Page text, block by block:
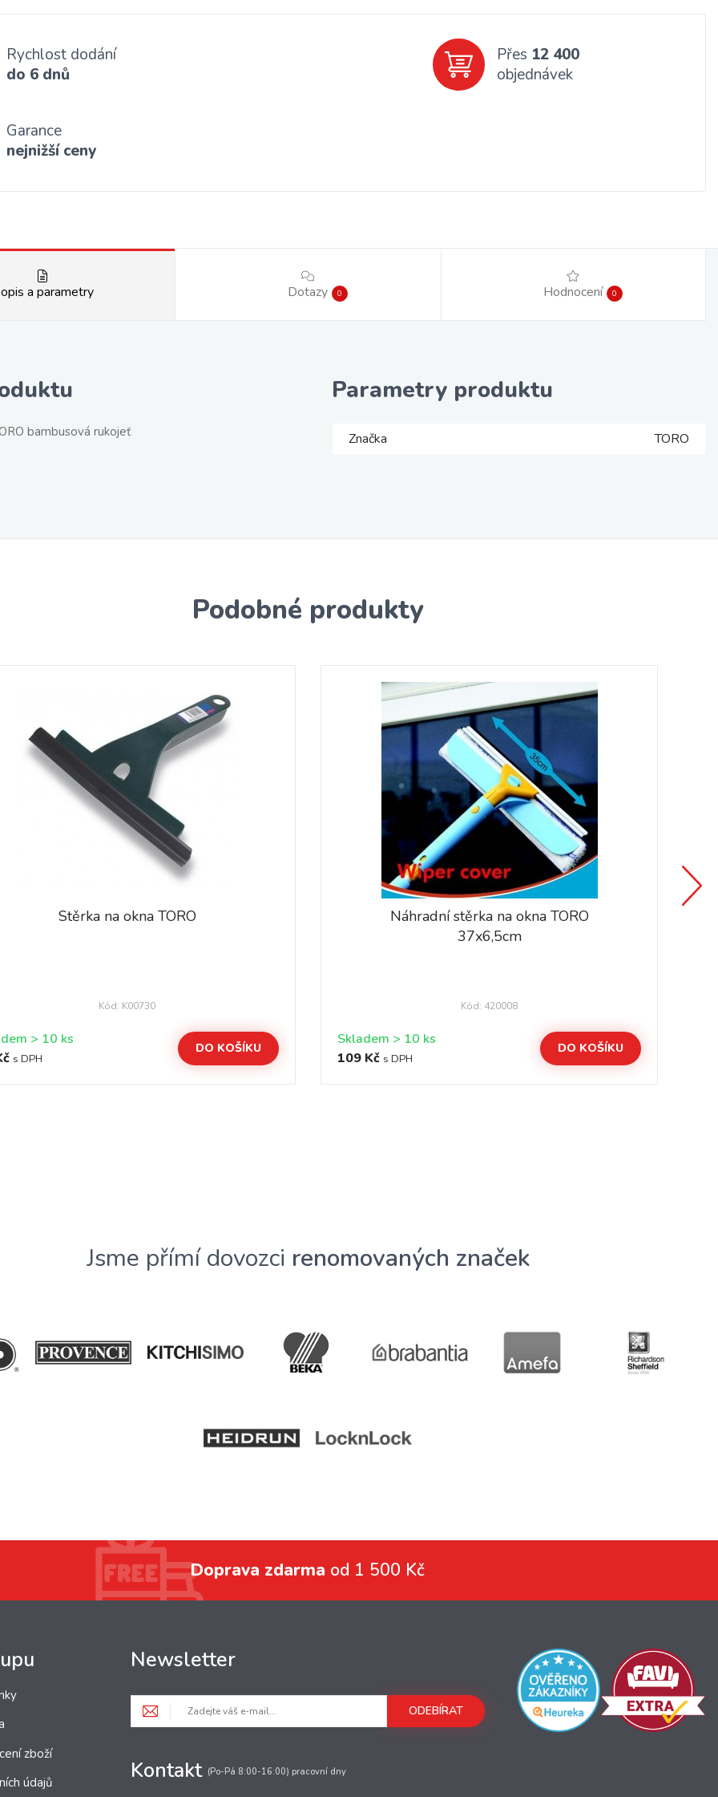
Rychlost dodání
do 6 dnů
Přes 12 400
objednávek
Garance
nejnižší ceny
a parametry Dotazy 0 Hodnocení 0
bambusová rukojeť
Parametry produktu
Značka TORO
Podobné produkty
Stěrka na okna TORO
Kód: K00730
Skladem > 10 ks
s DPH
DO KOŠÍKU
Náhradní stěrka na okna TORO
37x6,5cm
Kód: 420008
Skladem > 10 ks
109 Kč s DPH
DO KOŠÍKU
Jsme přímí dovozci renomovaných značek
Doprava zdarma od 1 500 Kč
zboží
údajů
Newsletter
ODEBÍRAT
Kontakt (Po-Pá 8:00-16:00) pracovní dny